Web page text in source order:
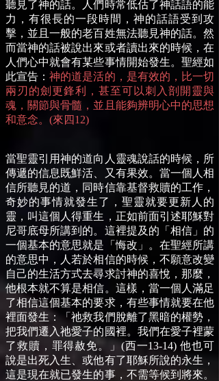
聽見了神的話。人們時常低估了神話語的能
力，有很長的一段時間，神的話語受到攻
擊，並且一般的老百姓無法聽見神的話。然
而當神的話被說出來或者讀出來的時候，在
人們心中就會有某些事情開始發生。聖經如
此宣告：神的道是活的，是有效的，比一切
兩刃的劍更鋒利，甚至可以刺入剖開靈與
魂，關節與骨髓，並且能夠辨明心中的思想
和意念。(來四12)
當聖靈引用神的道向人靈魂說話的時候，所
傳遞的信息既鮮活、又有果效。當一個人相
信所聽見的道，同時信靠基督救贖的工作，
奇妙的事情就發生了，聖靈就要更新人的
靈，叫這個人得重生，正如前面引述耶穌對
尼哥底母所講到的。這裡提及的「相信」的
一個基本的意思就是「悔改」。在聖經所講
的意思中，人若於相信的時候，不願意改變
自己的生活方式去尋求討神的喜悅，那麼，
他根本就不算是相信。這樣，當一個人滿足
了相信這個基本的要求，有些事情就要在他
裡面發生：「祂救我們脫離了黑暗的權勢，
把我們遷入祂愛子的國裡。我們在愛子裡蒙
了救贖，罪得赦免。」(西一13-14) 他也可
說是出死入生、或他有了耶穌所說的永生，
這是現在就已發生的事，不需等候到將來。